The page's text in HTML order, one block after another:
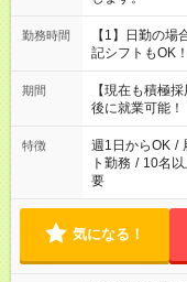
勤務時間
【1】日勤の場合
記シフトもOK！
勤の場合 16:30～翌
方へ 今ご覧の
勤務時間。 合
期間
【現在も積極
後に就業可能！
特徴 週1日からOK /
ト勤務 / 10名
要
気になる！